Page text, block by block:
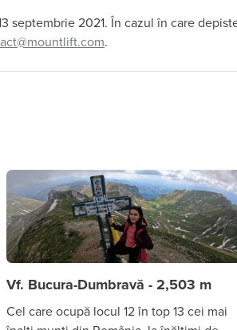
septembrie 2021. În cazul în care
.
Vf. Bucura-Dumbravă - 2,503 m
Cel care ocupă locul 12 în top 13 cei mai